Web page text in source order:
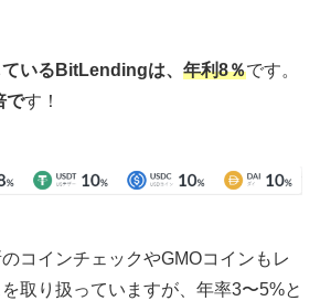
いるBitLendingは、 年利8％です。
です！
コインチェックやGMOコインもレ
取り扱っていますが、年率3〜5%と